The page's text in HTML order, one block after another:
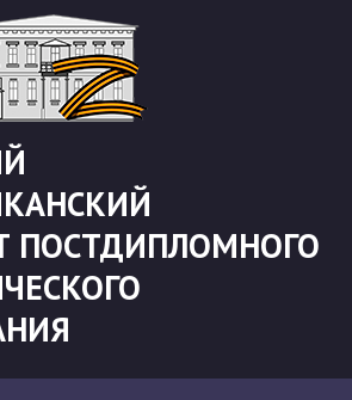
ПОСТДИПЛОМНОГО